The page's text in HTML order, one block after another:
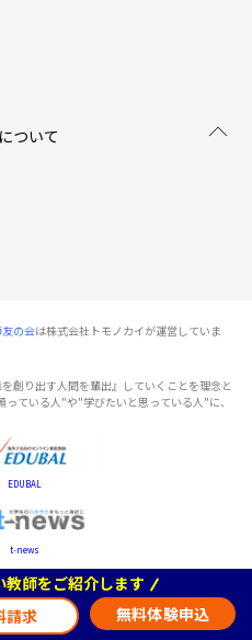
師をご紹介します
請求 無料体験申込
ついて
の会は株式会社トモノカイが運営していま
創り出す人間を輩出』していくことを理念と
ている人"や"学びたいと思っている人"に、
EDUBAL
t-news